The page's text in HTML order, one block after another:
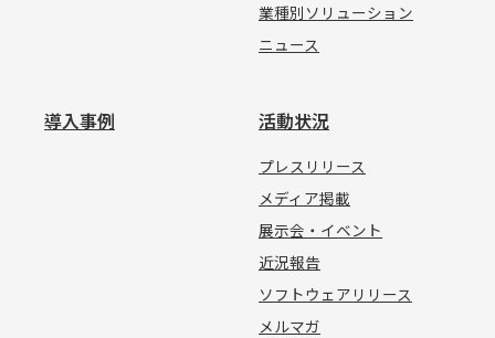
業種別ソリューション
ニュース
導入事例 活動状況
プレスリリース
メディア掲載
展示会・イベント
近況報告
ソフトウェアリリース
メルマガ